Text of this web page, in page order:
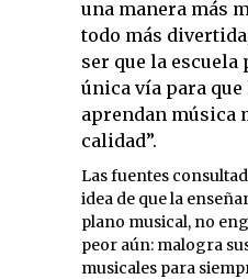
una manera más
todo más
ser que la escuela
única vía para
aprendan música
calidad”.
Las fuentes
idea de que la
plano musical, no
peor aún: malogra
musicales para